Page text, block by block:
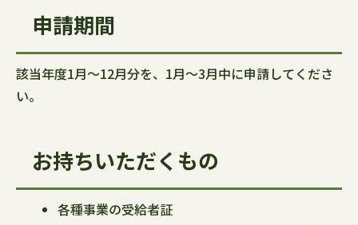
申請期間
該当年度1月～12月分を、1月～3月中に申請してくださ
い。
お持ちいただくもの
各種事業の受給者証